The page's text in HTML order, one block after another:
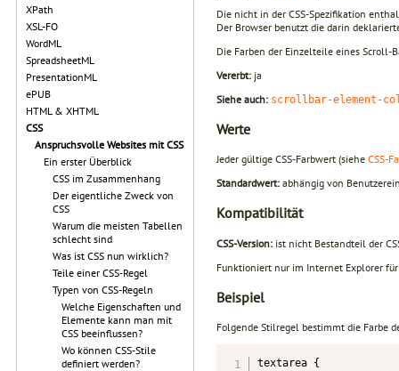
XPath
XSL-FO
WordML
SpreadsheetML
PresentationML
ePUB
HTML & XHTML
CSS
Anspruchsvolle Websites mit CSS
Ein erster Überblick
CSS im Zusammenhang
Der eigentliche Zweck von
CSS
Warum die meisten Tabellen
schlecht sind
Was ist CSS nun wirklich?
Teile einer CSS-Regel
Typen von CSS-Regeln
Welche Eigenschaften und
Elemente kann man mit
CSS beeinflussen?
Wo können CSS-Stile
definiert werden?
Die nicht in der CSS-Spezifikation
Der Browser benutzt die darin
Die Farben der Einzelteile eines
Vererbt: ja
Siehe auch: scrollbar-element-
Werte
Jeder gültige CSS-Farbwert (siehe CSS-
Standardwert: abhängig von
Kompatibilität
CSS-Version: ist nicht Bestandteil der
Funktioniert nur im Internet Explorer
Beispiel
Folgende Stilregel bestimmt die Farbe
textarea {